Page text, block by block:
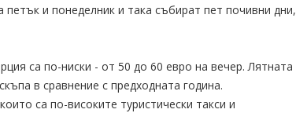
и понеделник и така събират пет почивни дни,
са по-ниски - от 50 до 60 евро на вечер. Лятната
в сравнение с предходната година.
са по-високите туристически такси и